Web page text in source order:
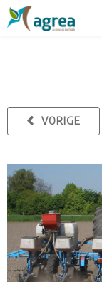
VORIGE